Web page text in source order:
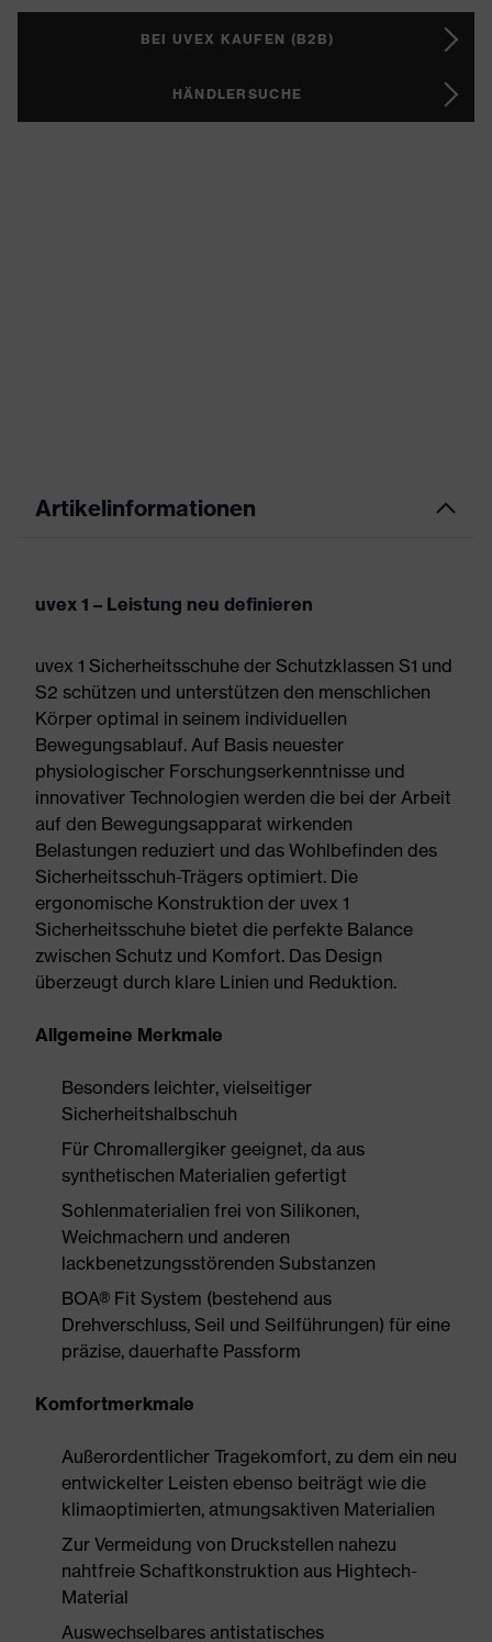
BEI UVEX KAUFEN (B2B)
HÄNDLERSUCHE
Artikelinformationen
uvex 1 – Leistung neu definieren
uvex 1 Sicherheitsschuhe der Schutzklassen S1 und
S2 schützen und unterstützen den menschlichen
Körper optimal in seinem individuellen
Bewegungsablauf. Auf Basis neuester
physiologischer Forschungserkenntnisse und
innovativer Technologien werden die bei der Arbeit
auf den Bewegungsapparat wirkenden
Belastungen reduziert und das Wohlbefinden des
Sicherheitsschuh-Trägers optimiert. Die
ergonomische Konstruktion der uvex 1
Sicherheitsschuhe bietet die perfekte Balance
zwischen Schutz und Komfort. Das Design
überzeugt durch klare Linien und Reduktion.
Allgemeine Merkmale
Besonders leichter, vielseitiger
Sicherheitshalbschuh
Für Chromallergiker geeignet, da aus
synthetischen Materialien gefertigt
Sohlenmaterialien frei von Silikonen,
Weichmachern und anderen
lackbenetzungsstörenden Substanzen
BOA® Fit System (bestehend aus
Drehverschluss, Seil und Seilführungen) für eine
präzise, dauerhafte Passform
Komfortmerkmale
Außerordentlicher Tragekomfort, zu dem ein neu
entwickelter Leisten ebenso beiträgt wie die
klimaoptimierten, atmungsaktiven Materialien
Zur Vermeidung von Druckstellen nahezu
nahtfreie Schaftkonstruktion aus Hightech-
Material
Auswechselbares antistatisches